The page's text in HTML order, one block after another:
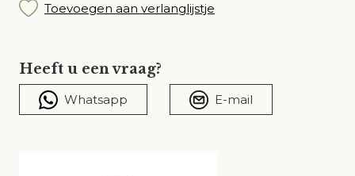
Toevoegen aan verlanglijstje
Heeft u een vraag?
Whatsapp E-mail